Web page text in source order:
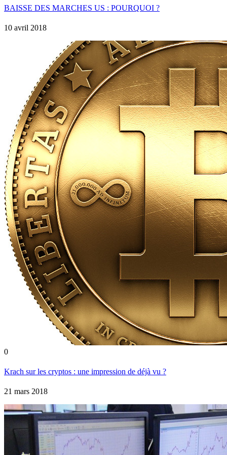
BAISSE DES MARCHES US : POURQUOI ?
10 avril 2018
0
Krach sur les cryptos : une impression de déjà vu ?
21 mars 2018